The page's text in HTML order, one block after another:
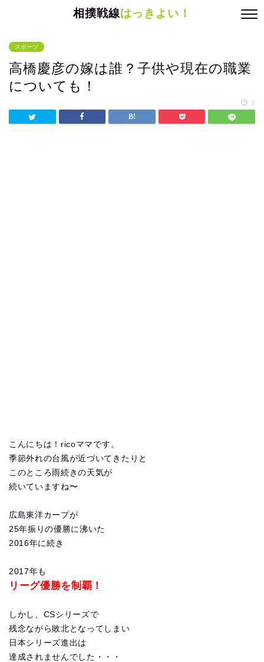
相撲戦線はっきよい！
スポーツ
高橋慶彦の嫁は誰？子供や現在の職業
についても！
/
こんにちは！ricoママです。
季節外れの台風が近づいてきたりと
このところ雨続きの天気が
続いていますね〜
広島東洋カープが
25年振りの優勝に沸いた
2016年に続き
2017年も
リーグ優勝を制覇！
しかし、CSシリーズで
残念ながら敗北となってしまい
日本シリーズ進出は
達成されませんでした・・・